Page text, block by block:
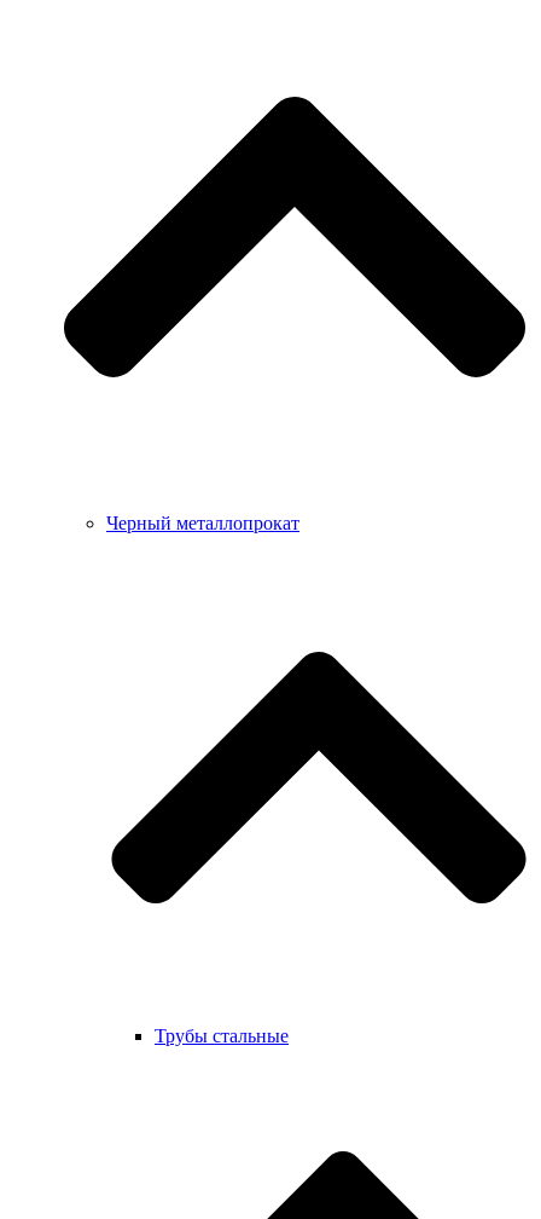
Черный металлопрокат
Трубы стальные